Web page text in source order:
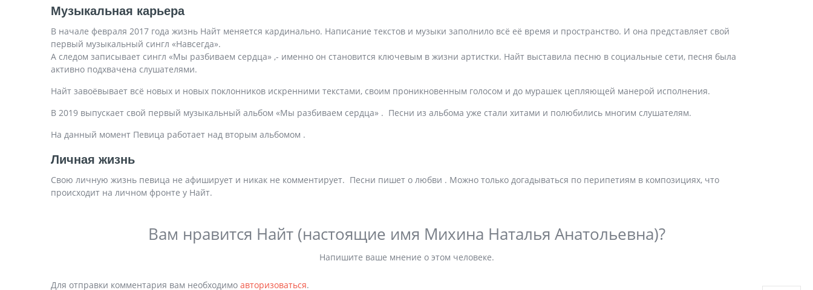
Музыкальная карьера
В начале февраля 2017 года жизнь Найт меняется кардинально. Написание текстов и музыки заполнило всё её время и пространство. И она представляет свой
первый музыкальный сингл «Навсегда».
А следом записывает сингл «Мы разбиваем сердца» ,- именно он становится ключевым в жизни артистки. Найт выставила песню в социальные сети, песня была
активно подхвачена слушателями.
Найт завоёвывает всё новых и новых поклонников искренними текстами, своим проникновенным голосом и до мурашек цепляющей манерой исполнения.
В 2019 выпускает свой первый музыкальный альбом «Мы разбиваем сердца» . Песни из альбома уже стали хитами и полюбились многим слушателям.
На данный момент Певица работает над вторым альбомом .
Личная жизнь
Свою личную жизнь певица не афиширует и никак не комментирует. Песни пишет о любви . Можно только догадываться по перипетиям в композициях, что
происходит на личном фронте у Найт.
Вам нравится Найт (настоящие имя Михина Наталья Анатольевна)?
Напишите ваше мнение о этом человеке.
Для отправки комментария вам необходимо авторизоваться.